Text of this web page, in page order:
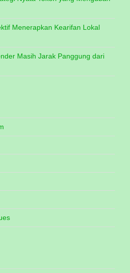
Menerapkan Kearifan Lokal
Masih Jarak Panggung dari